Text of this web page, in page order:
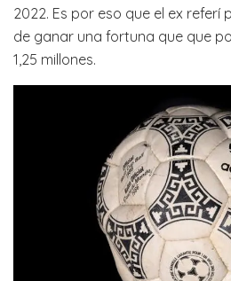
2022. Es por eso que el ex
de ganar una fortuna que que
1,25 millones.